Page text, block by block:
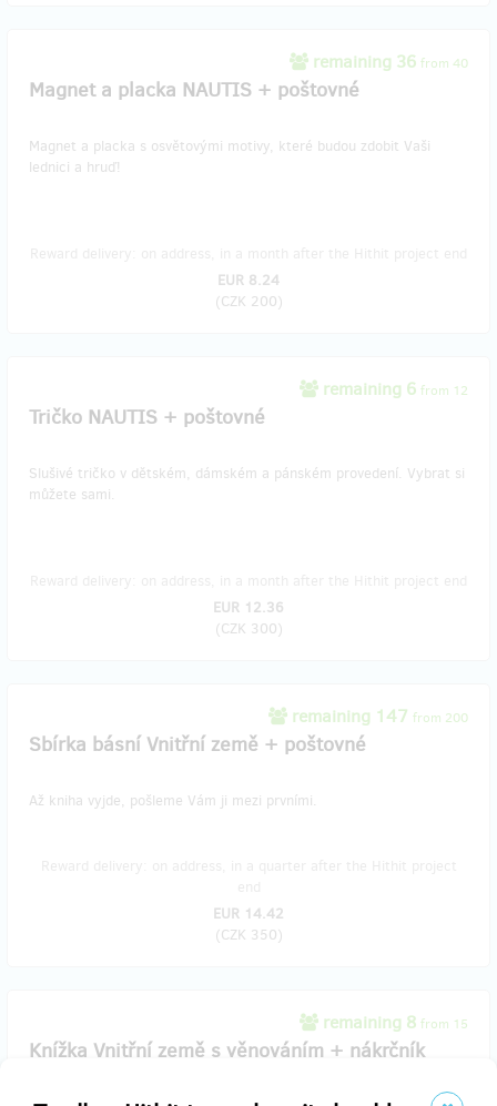
remaining 36 from 40
Magnet a placka NAUTIS + poštovné
Magnet a placka s osvětovými motivy, které budou zdobit Vaši
lednici a hruď!
EUR 8.24
(CZK 200)
remaining 6 from 12
Tričko NAUTIS + poštovné
Slušivé tričko v dětském, dámském a pánském provedení. Vybrat si
můžete sami.
EUR 12.36
(CZK 300)
remaining 147 from 200
Sbírka básní Vnitřní země + poštovné
Až kniha vyjde, pošleme Vám ji mezi prvními.
EUR 14.42
(CZK 350)
remaining 8 from 15
Knížka Vnitřní země s věnováním + nákrčník